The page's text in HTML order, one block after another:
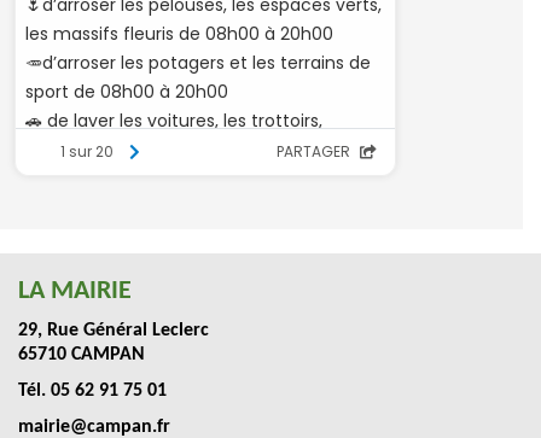
LA MAIRIE
29, Rue Général Leclerc
65710 CAMPAN
Tél. 05 62 91 75 01
mairie@campan.fr